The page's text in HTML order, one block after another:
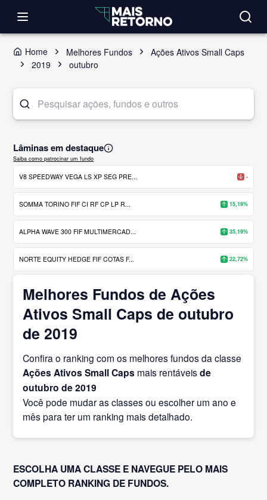
Home Melhores Fundos
Ações Ativos Small Caps
2019
outubro
Lâminas em destaque
Saiba como patrocinar um fundo
V8 SPEEDWAY VEGA LS XP SEG PRE... -
SOMMA TORINO FIF CI RF CP LP R... 15,19%
ALPHA WAVE 300 FIF MULTIMERCAD... 35,19%
NORTE EQUITY HEDGE FIF COTAS F... 22,72%
Melhores Fundos de Ações
Ativos Small Caps de outubro
de 2019
Confira o ranking com os melhores fundos da classe
Ações Ativos Small Caps mais rentáveisde
outubro de 2019
Você pode mudar as classes ou escolher um ano e
mês para ter um ranking mais detalhado.
ESCOLHA UMA CLASSE E NAVEGUE PELO MAIS
COMPLETO RANKING DE FUNDOS.